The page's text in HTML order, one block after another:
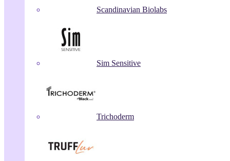
Scandinavian Biolabs
Sim Sensitive
Trichoderm